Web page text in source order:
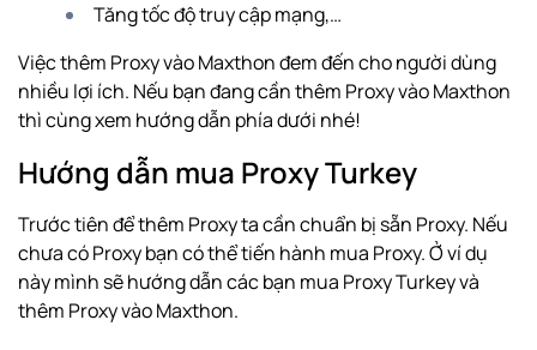
Tăng tốc độ truy cập mạng,…
Việc thêm Proxy vào Maxthon đem đến cho người dùng
nhiều lợi ích. Nếu bạn đang cần thêm Proxy vào Maxthon
thì cùng xem hướng dẫn phía dưới nhé!
Hướng dẫn mua Proxy Turkey
Trước tiên để thêm Proxy ta cần chuẩn bị sẵn Proxy. Nếu
chưa có Proxy bạn có thể tiến hành mua Proxy. Ở ví dụ
này mình sẽ hướng dẫn các bạn mua Proxy Turkey và
thêm Proxy vào Maxthon.